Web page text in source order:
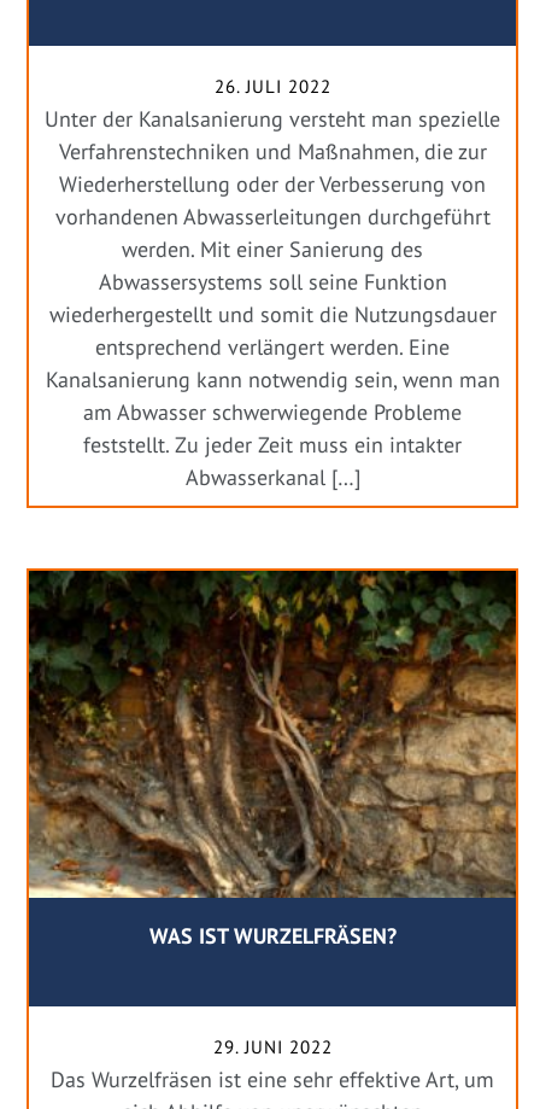
26. JULI 2022
Unter der Kanalsanierung versteht man spezielle
Verfahrenstechniken und Maßnahmen, die zur
Wiederherstellung oder der Verbesserung von
vorhandenen Abwasserleitungen durchgeführt
werden. Mit einer Sanierung des
Abwassersystems soll seine Funktion
wiederhergestellt und somit die Nutzungsdauer
entsprechend verlängert werden. Eine
Kanalsanierung kann notwendig sein, wenn man
am Abwasser schwerwiegende Probleme
feststellt. Zu jeder Zeit muss ein intakter
Abwasserkanal […]
WAS IST WURZELFRÄSEN?
29. JUNI 2022
Das Wurzelfräsen ist eine sehr effektive Art, um